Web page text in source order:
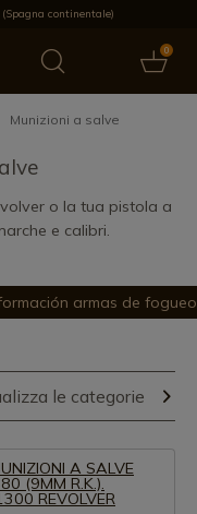
continentale)
0
Marche
Munizioni a salve
o la tua pistola a
e calibri.
armas de fogueo
le categorie